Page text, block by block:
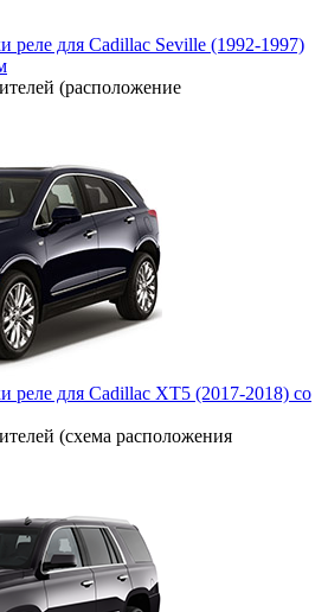
реле для Cadillac Seville (1992-1997)
(расположение
реле для Cadillac XT5 (2017-2018) со
(схема расположения